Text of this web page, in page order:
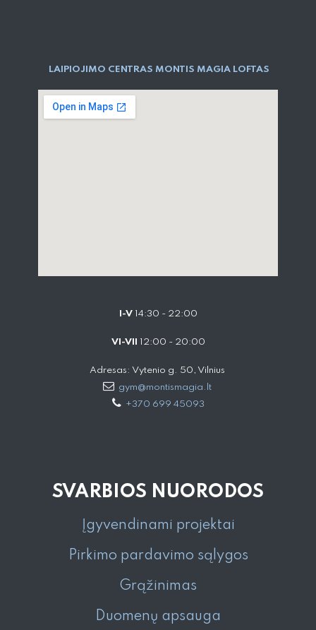
LAIPIOJIMO CENTRAS MONTIS MAGIA LOFTAS
I-V14:30 - 22:00
VI-VII 12:00 - 20:00
Adresas: Vytenio g. 50, Vilnius
gym@montismagia.lt
+370 699 45093
SVARBIOS NUORODOS
Įgyvendinami projektai
Pirkimo pardavimo sąlygos
Grąžinimas
Duomenų apsauga